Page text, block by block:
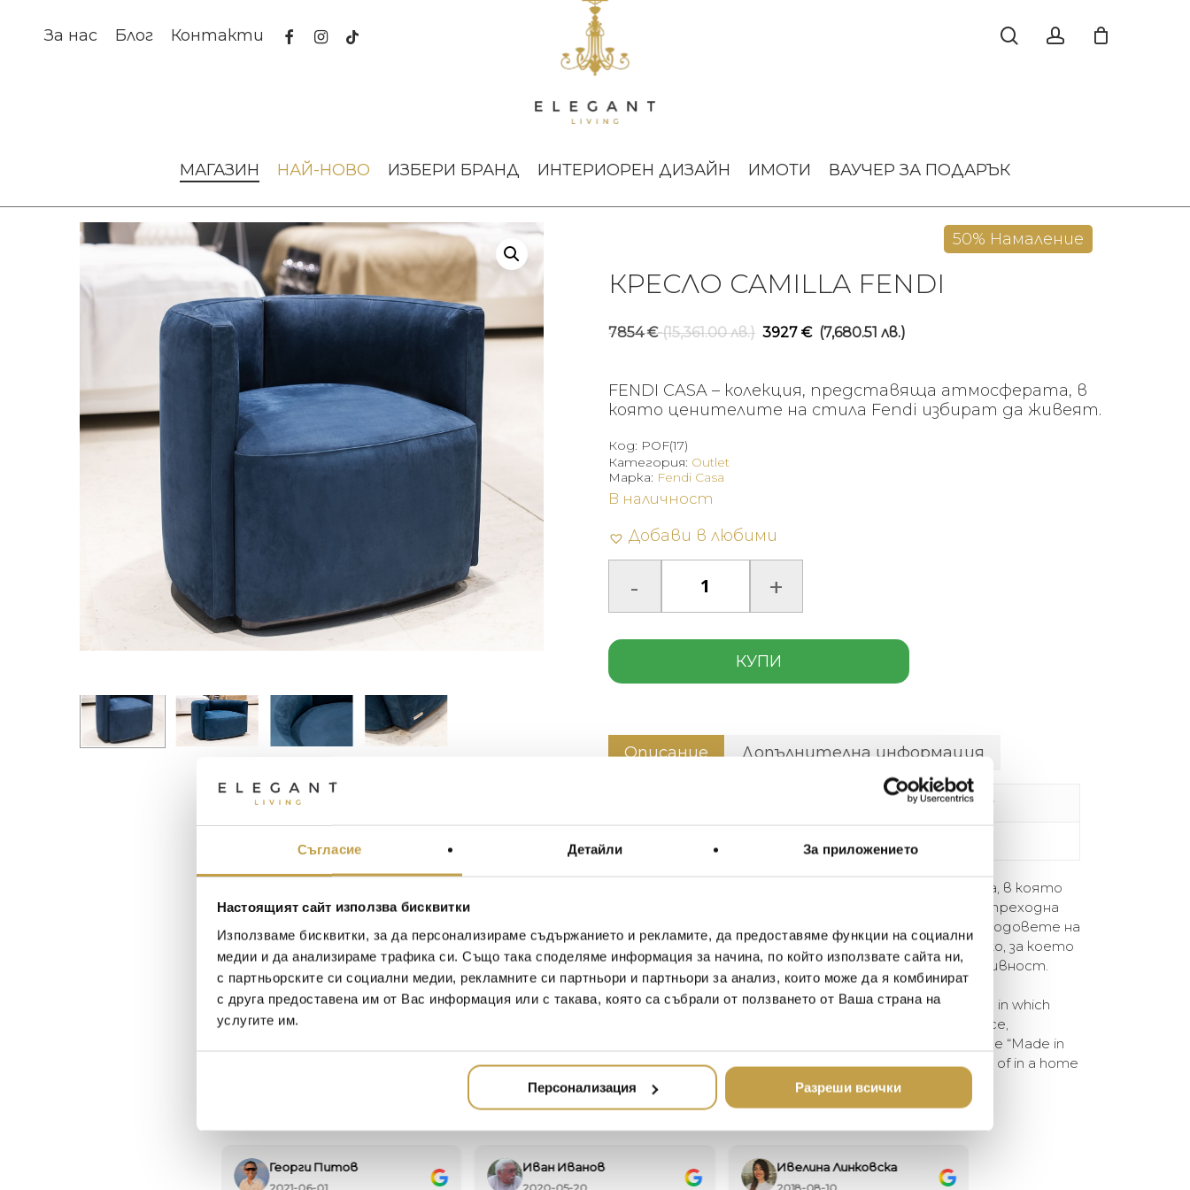
Съгласие Детайли За приложението
Настоящият сайт използва бисквитки
Използваме бисквитки, за да персонализираме съдържанието и рекламите, да предоставяме функции на социални
медии и да анализираме трафика си. Също така споделяме информация за начина, по който използвате сайта ни,
с партньорските си социални медии, рекламните си партньори и партньори за анализ, които може да я комбинират
с друга предоставена им от Вас информация или с такава, която са събрали от ползването от Ваша страна на
услугите им.
Персонализация Разреши всички
За нас Блог Контакти facebookinstagram
tiktok
МАГАЗИН НАЙ-НОВО ИЗБЕРИ БРАНД ИНТЕРИОРЕН ДИЗАЙН ИМОТИ ВАУЧЕР ЗА ПОДАРЪК
50% Намаление
КРЕСЛО CAMILLA FENDI
7854€ (15,361.00 лв.) Original
was:
7854 €
3927 € (7,680.51 лв.)Текущата
е:
3927 €
FENDI CASA – колекция, представяща атмосферата, в
която ценителите на стила Fendi избират да живеят.
Код: POF(17)
Категория: Outlet
В наличност
Добави в любими
КУПИ
Марка: Fendi Casa
Описание Допълнителна информация
Кадифе / Velvet
FENDI CASA – колекция, представяща атмосферата, в която
ценителите на стила Fendi избират да живеят. Непреходна
елегантност, космополитност и дискретен лукс – кодовете на
стила Made in Italy. Интериорът FENDI CASA е всичко, за което
мечтаем в един дом – комфорт, класа, стил, ексклузивност.
FENDI CASA – a collection that embodies the atmosphere in which
connoisseurs of Fendi style choose to live. Timeless elegance,
cosmopolitan and discreet luxury – encoded in the sentence “Made in
Italy”. The interior pieces of FENDI CASA is what we dream of in a home
– comfort, class, style, exclusivity.
Георги Питов Иван Иванов Ивелина Линковска